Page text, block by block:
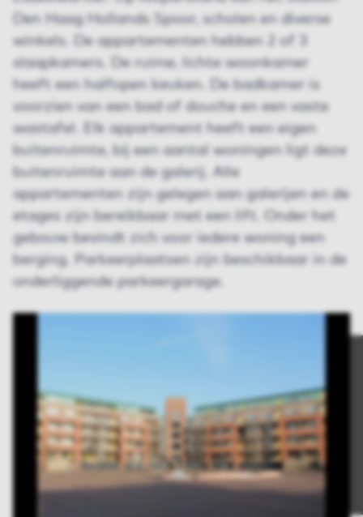
Den Haag Hollands Spoor, scholen en diverse
winkels. De appartementen hebben 2 of 3
slaapkamers. De ruime, lichte woonkamer
heeft een halfopen keuken. De badkamer is
voorzien van een bad of douche en een vaste
wastafel. Elk appartement heeft een eigen
buitenruimte, bij een aantal woningen ligt deze
buitenruimte aan de galerij. Alle
appartementen zijn gelegen aan galerijen en de
etages zijn bereikbaar met een lift. Onder het
gebouw bevindt zich voor iedere woning een
berging. Parkeerplaatsen zijn beschikbaar in de
onderliggende parkeergarage.